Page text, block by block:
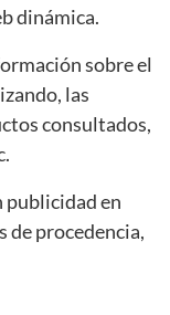
dinámica.
sobre el
las
consultados,
en
de procedencia,